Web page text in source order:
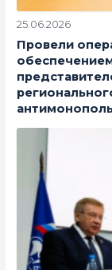
25.06.2026
Провели